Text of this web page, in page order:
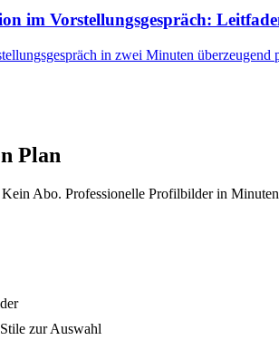
im Vorstellungsgespräch:
in zwei Minuten
Plan
Abo. Professionelle Profilbilder in
zur Auswahl